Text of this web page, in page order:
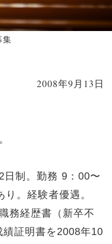
集
2008年9月13日
制。勤務 9：00〜
。経験者優遇。
務経歴書（新卒不
証明書を2008年10